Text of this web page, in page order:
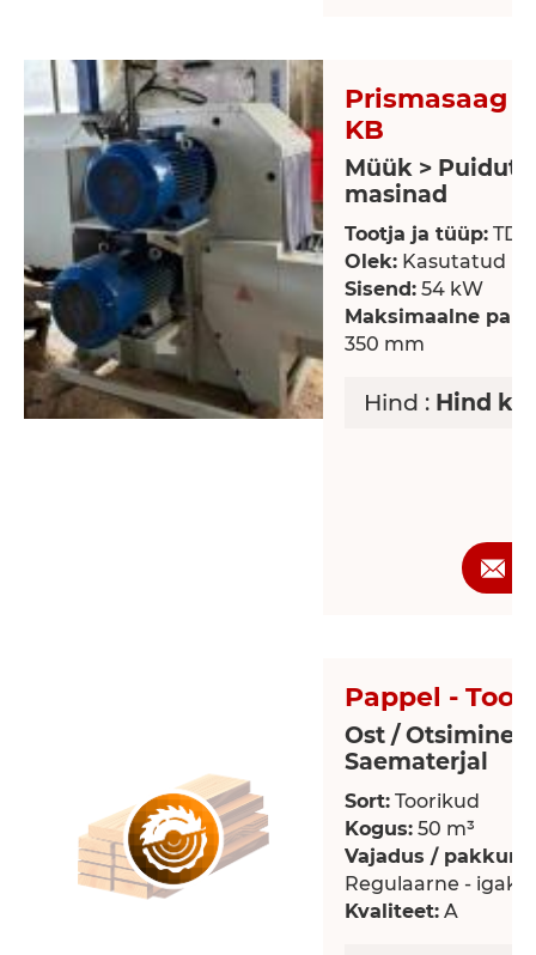
Prismasaag -
KB
Müük >
masinad
Tootja ja tüüp: TD-
Olek: Kasutatud
Sisend: 54 kW
Maksimaalne
350 mm
Hind : Hind
Pappel -
Ost / Otsimine >
Saematerjal
Sort: Toorikud
Kogus: 50 m³
Vajadus /
Regulaarne -
Kvaliteet: A